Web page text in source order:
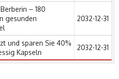
– 180
gesunden
2032-12-31
und sparen Sie 40%
Kapseln
2032-12-31